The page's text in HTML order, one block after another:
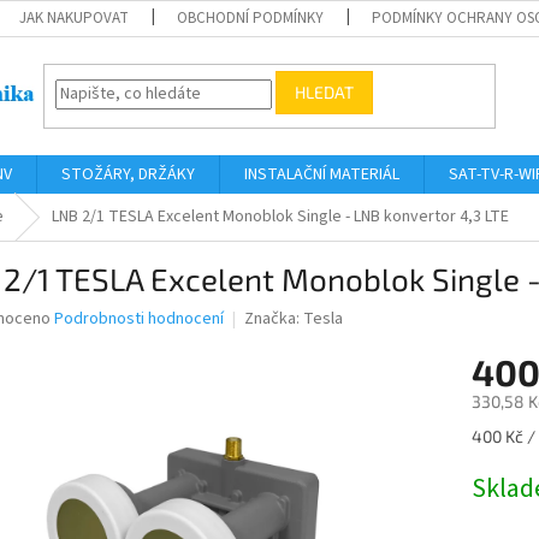
JAK NAKUPOVAT OBCHODNÍ PODMÍNKY PODMÍNKY OCHRANY
HLEDAT
STOŽÁRY, DRŽÁKY INSTALAČNÍ MATERIÁL
SAT-TV-R-
LNB 2/1 TESLA Excelent Monoblok Single - LNB konvertor 4,3 LTE
2/1 TESLA Excelent Monoblok Single
Podrobnosti hodnocení Značka: Tesla
330,58
Měrná
400 Kč /